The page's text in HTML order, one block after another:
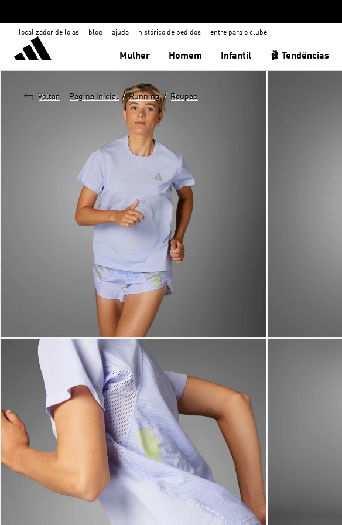
localizador de lojas blog ajuda histórico de pedidos entre para o clube
Mulher Homem Infantil 🩰 Tendências
Voltar Página Inicial / Running / Roupas